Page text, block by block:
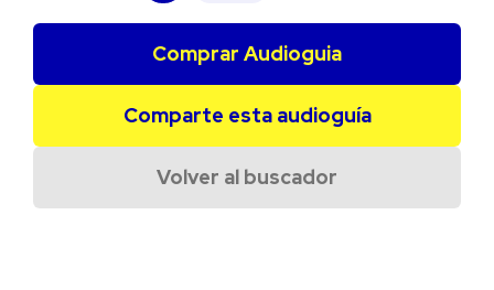
Comprar Audioguia
Comparte esta audioguía
Volver al buscador